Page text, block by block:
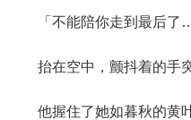
「不能陪你走到最后了
抬在空中，颤抖着的手突
他握住了她如暮秋的黄叶